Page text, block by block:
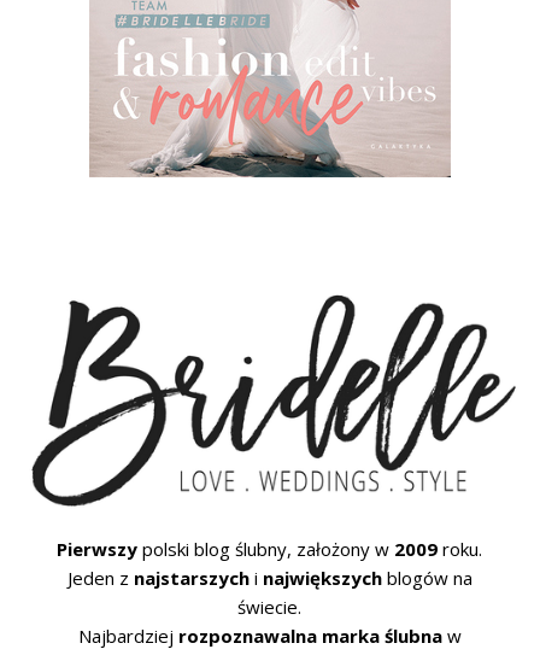
Pierwszy polski blog ślubny, założony w 2009 roku.
Jeden z najstarszychi największychblogów na
świecie.
Najbardziej rozpoznawalna marka ślubnaw